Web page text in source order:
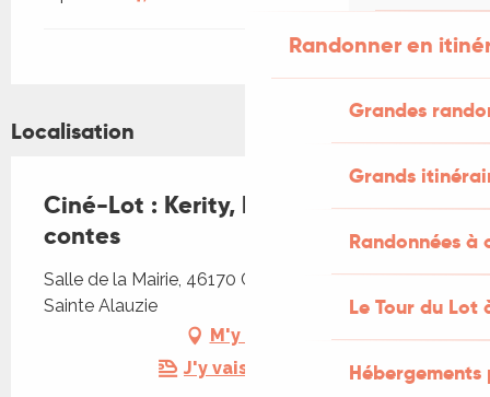
Randonner en
Grandes
Grands
Randonnées
Le Tour du Lot
Localisation
Ciné-Lot : Kerity, la maison des
contes
Salle de la Mairie, 46170 Castelnau Montratier-
Sainte Alauzie
M'y rendre
J'y vais en train !